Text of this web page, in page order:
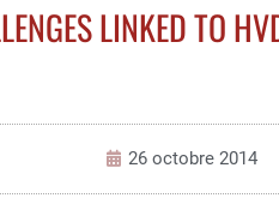
LINKED TO
26 octobre 2014